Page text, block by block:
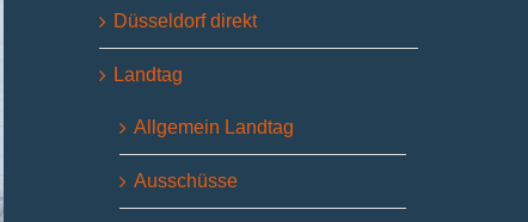
Düsseldorf direkt
Landtag
Allgemein Landtag
Ausschüsse